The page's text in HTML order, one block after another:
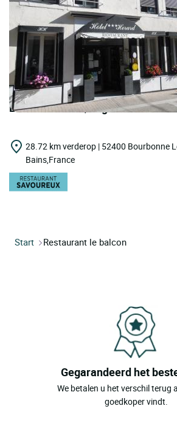
LOGIS HOTELS | Logis Hôtel
28.72 km verderop | 52400 Bourbonne
Bains,France
Start Restaurant le balcon
Gegarandeerd het
We betalen u het verschil terug
goedkoper vindt.